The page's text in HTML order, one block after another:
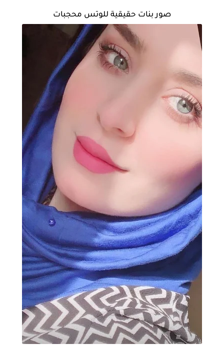
صور بنات حقيقية للوتس محجبات